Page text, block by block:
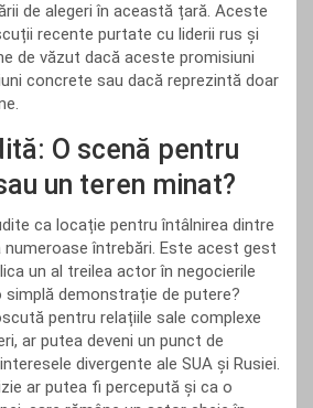
de alegeri în această țară. Aceste
recente purtate cu liderii rus și
de văzut dacă aceste promisiuni
concrete sau dacă reprezintă doar
O scenă pentru
un teren minat?
ca locație pentru întâlnirea dintre
numeroase întrebări. Este acest gest
un al treilea actor în negocierile
simplă demonstrație de putere?
pentru relațiile sale complexe
ar putea deveni un punct de
divergente ale SUA și Rusiei.
ar putea fi percepută și ca o